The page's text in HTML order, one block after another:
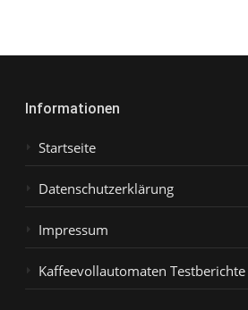
Informationen
Startseite
Datenschutzerklärung
Impressum
Kaffeevollautomaten